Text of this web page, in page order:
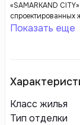
«SAMARKAND
Показать еще
Класс жилья
Тип отделки